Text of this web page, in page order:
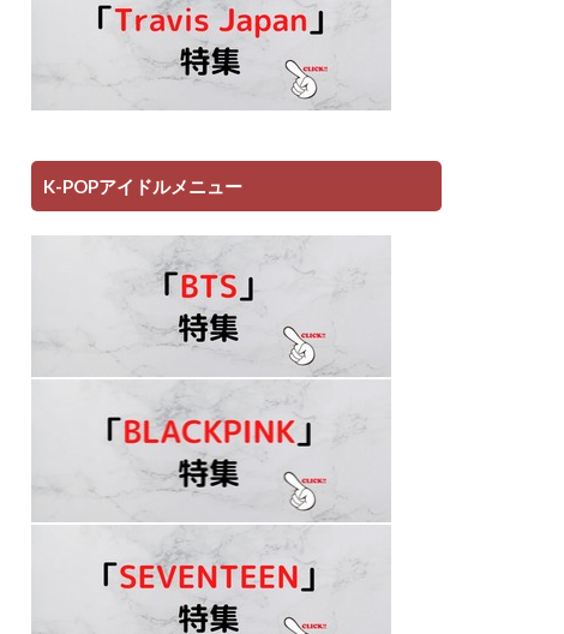
K-POPアイドルメニュー